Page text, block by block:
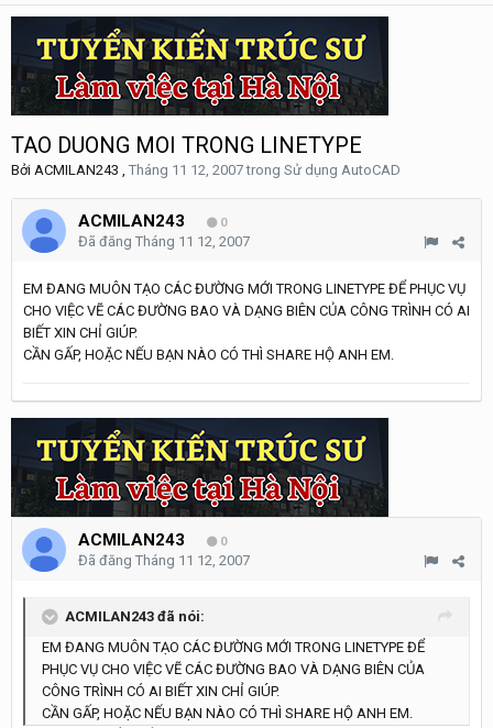
TAO DUONG MOI TRONG LINETYPE
Bởi ACMILAN243 , Tháng 11 12, 2007trong Sử dụng AutoCAD
ACMILAN243 0
Đã đăng Tháng 11 12, 2007
EM ĐANG MUÔN TẠO CÁC ĐƯỜNG MỚI TRONG LINETYPE ĐỂ PHỤC VỤ
CHO VIỆC VẼ CÁC ĐƯỜNG BAO VÀ DẠNG BIÊN CỦA CÔNG TRÌNH CÓ AI
BIẾT XIN CHỈ GIÚP.
CẦN GẤP, HOẶC NẾU BẠN NÀO CÓ THÌ SHARE HỘ ANH EM.
ACMILAN243 0
Đã đăng Tháng 11 12, 2007
ACMILAN243 đã nói:
EM ĐANG MUÔN TẠO CÁC ĐƯỜNG MỚI TRONG LINETYPE ĐỂ
PHỤC VỤ CHO VIỆC VẼ CÁC ĐƯỜNG BAO VÀ DẠNG BIÊN CỦA
CÔNG TRÌNH CÓ AI BIẾT XIN CHỈ GIÚP.
CẦN GẤP, HOẶC NẾU BẠN NÀO CÓ THÌ SHARE HỘ ANH EM.